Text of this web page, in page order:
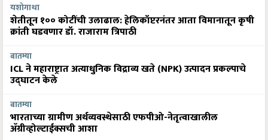
यशोगाथा
शेतीतून १०० कोटींची उलाढाल: हेलिकॉप्टरनंतर आता विमानातून कृषी
क्रांती घडवणार डॉ. राजाराम त्रिपाठी
बातम्या
ICL ने महाराष्ट्रात अत्याधुनिक विद्राव्य खते (NPK) उत्पादन प्रकल्पाचे
उद्घाटन केले
बातम्या
भारताच्या ग्रामीण अर्थव्यवस्थेसाठी एफपीओ-नेतृत्वाखालील
अ‍ॅग्रीव्होल्टाईक्सची आशा